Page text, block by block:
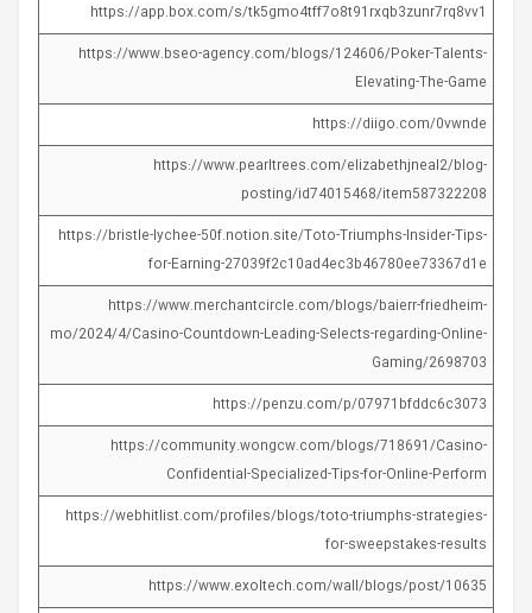
https://app.box.com/s/tk5gmo4tff7o8t91rxqb3zunr7rq8vv1
https://www.bseo-agency.com/blogs/124606/Poker-Talents-
Elevating-The-Game
https://diigo.com/0vwnde
https://www.pearltrees.com/elizabethjneal2/blog-
posting/id74015468/item587322208
https://bristle-lychee-50f.notion.site/Toto-Triumphs-Insider-Tips-
for-Earning-27039f2c10ad4ec3b46780ee73367d1e
https://www.merchantcircle.com/blogs/baierr-friedheim-
mo/2024/4/Casino-Countdown-Leading-Selects-regarding-Online-
Gaming/2698703
https://penzu.com/p/07971bfddc6c3073
https://community.wongcw.com/blogs/718691/Casino-
Confidential-Specialized-Tips-for-Online-Perform
https://webhitlist.com/profiles/blogs/toto-triumphs-strategies-
for-sweepstakes-results
https://www.exoltech.com/wall/blogs/post/10635